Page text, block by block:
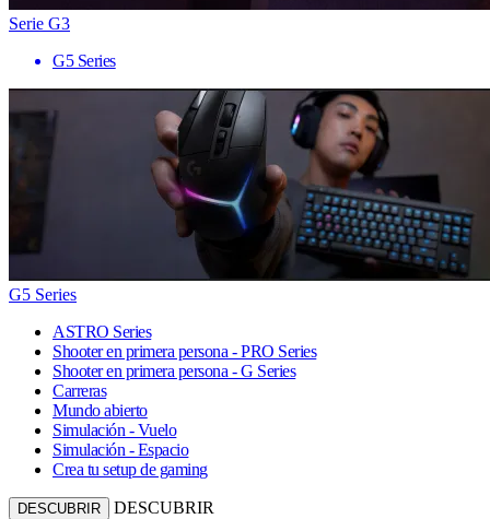
Serie G3
G5 Series
G5 Series
ASTRO Series
Shooter en primera persona - PRO Series
Shooter en primera persona - G Series
Carreras
Mundo abierto
Simulación - Vuelo
Simulación - Espacio
Crea tu setup de gaming
DESCUBRIR DESCUBRIR